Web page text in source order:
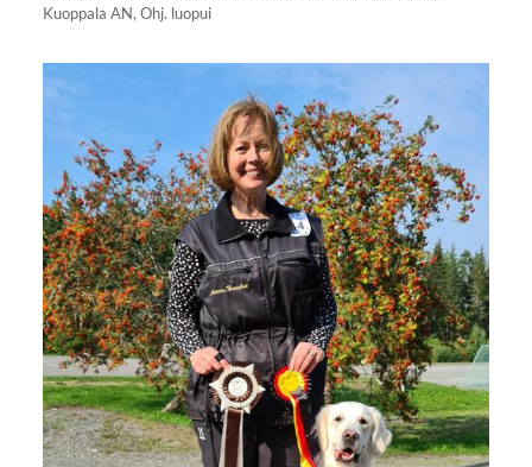
Kuoppala AN, Ohj. luopui